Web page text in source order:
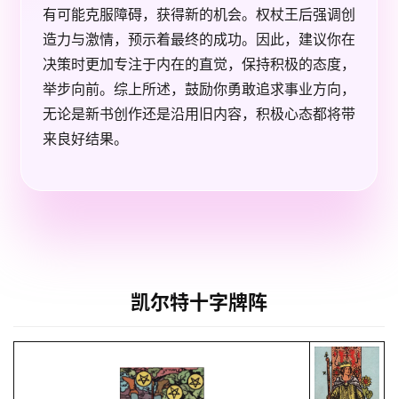
有可能克服障碍，获得新的机会。权杖王后强调创
造力与激情，预示着最终的成功。因此，建议你在
决策时更加专注于内在的直觉，保持积极的态度，
举步向前。综上所述，鼓励你勇敢追求事业方向，
无论是新书创作还是沿用旧内容，积极心态都将带
来良好结果。
凯尔特十字牌阵